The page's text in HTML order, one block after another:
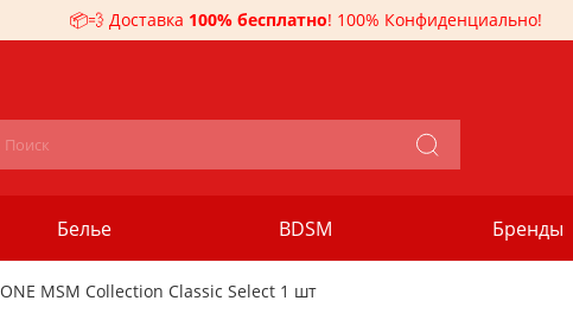
📦💨 Доставка 100% бесплатно! 100% Конфиденциально!
Белье BDSM Бренды
ONE MSM Collection Classic Select 1 шт